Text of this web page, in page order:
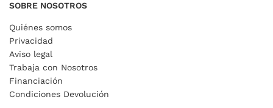
SOBRE NOSOTROS
Quiénes somos
Privacidad
Aviso legal
Trabaja con Nosotros
Financiación
Condiciones Devolución